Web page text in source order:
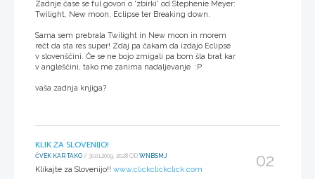
Zadnje čase se ful govori o 'zbirki' od Stephenie Meyer:
Twilight, New moon, Eclipse ter Breaking down.
Sama sem prebrala Twilight in New moon in morem
rečt da sta res super! Zdaj pa čakam da izdajo Eclipse
v slovenščini. Če se ne bojo zmigali pa bom šla brat kar
v angleščini, tako me zanima nadaljevanje :P
vaša zadnja knjiga?
KLIK ZA SLOVENIJO!
ČVEK KAR TAKO / 30.01.2009, 20:28 OD WNBSMJ
Klikajte za Slovenijo!! www.clickclickclick.com 02